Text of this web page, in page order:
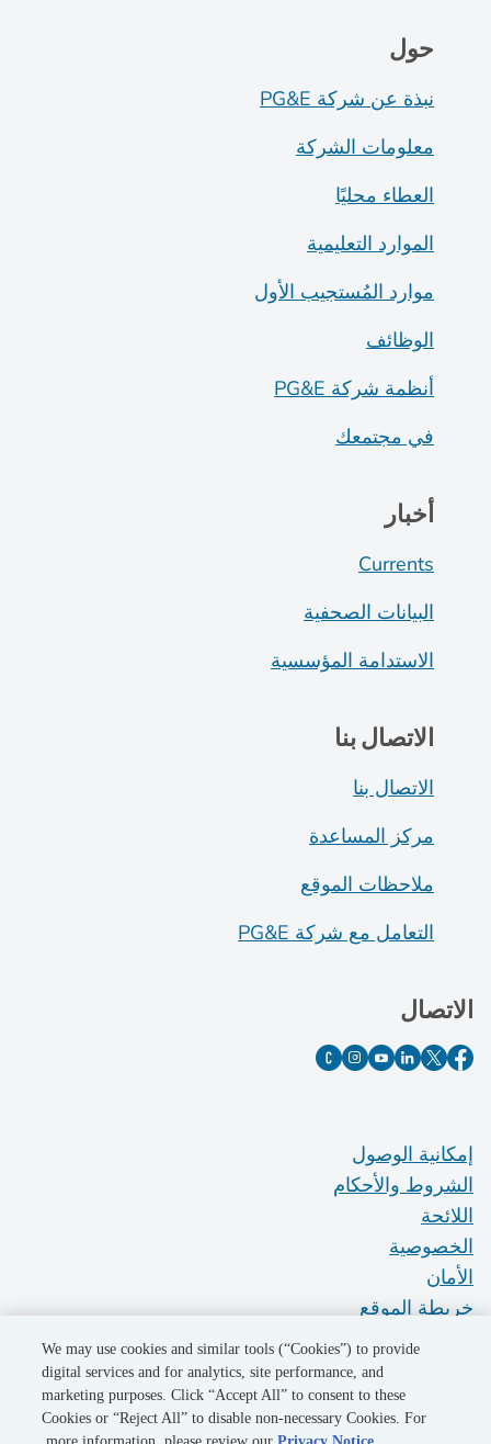
حول
نبذة عن شركة PG&E
معلومات الشركة
العطاء محليًا
الموارد التعليمية
موارد المُستجيب الأول
الوظائف
أنظمة شركة PG&E
في مجتمعك
أخبار
Currents
البيانات الصحفية
الاستدامة المؤسسية
الاتصال بنا
الاتصال بنا
مركز المساعدة
ملاحظات الموقع
التعامل مع شركة PG&E
الاتصال
إمكانية الوصول
الشروط والأحكام
اللائحة
الخصوصية
الأمان
خريطة الموقع
Do Not Sell My Personal Information
We may use cookies and similar tools (“Cookies”) to provide
digital services and for analytics, site performance, and
marketing purposes. Click “Accept All” to consent to these
Cookies or “Reject All” to disable non-necessary Cookies. For